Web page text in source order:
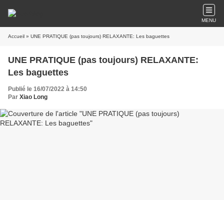
MENU
Accueil » UNE PRATIQUE (pas toujours) RELAXANTE: Les baguettes
UNE PRATIQUE (pas toujours) RELAXANTE:
Les baguettes
Publié le 16/07/2022 à 14:50
Par Xiao Long